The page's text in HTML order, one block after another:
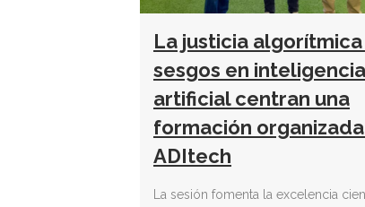
La justicia algorítmica
sesgos en inteligencia
artificial centran una
formación
ADItech
La sesión fomenta la excelencia